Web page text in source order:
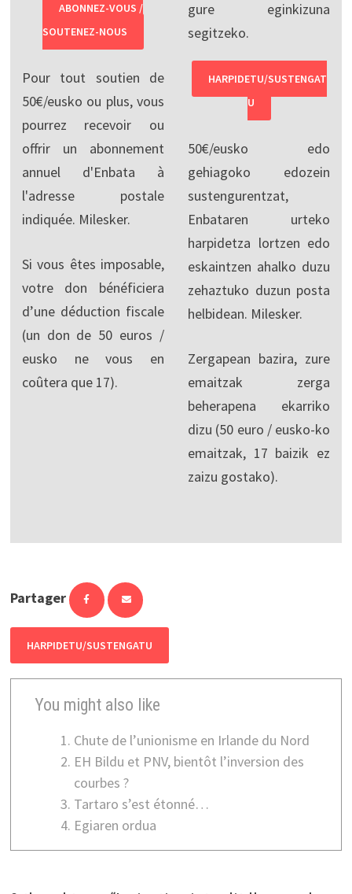
ABONNEZ-VOUS /
SOUTENEZ-NOUS
Pour tout soutien de
50€/eusko ou plus, vous
pourrez recevoir ou
offrir un abonnement
annuel d'Enbata à
l'adresse postale
indiquée. Milesker.
Si vous êtes imposable,
votre don bénéficiera
d’une déduction fiscale
(un don de 50 euros /
eusko ne vous en
coûtera que 17).
gure eginkizuna
segitzeko.
HARPIDETU/SUSTENGAT
U
50€/eusko edo
gehiagoko edozein
sustengurentzat,
Enbataren urteko
harpidetza lortzen edo
eskaintzen ahalko duzu
zehaztuko duzun posta
helbidean. Milesker.
Zergapean bazira, zure
emaitzak zerga
beherapena ekarriko
dizu (50 euro / eusko-ko
emaitzak, 17 baizik ez
zaizu gostako).
Partager
HARPIDETU/SUSTENGATU
You might also like
Chute de l’unionisme en Irlande du Nord
EH Bildu et PNV, bientôt l’inversion des
courbes ?
Tartaro s’est étonné…
Egiaren ordua